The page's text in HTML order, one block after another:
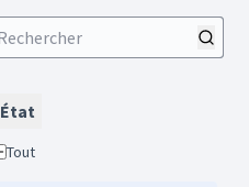
État
Tout